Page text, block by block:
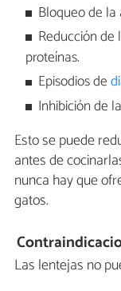
Bloqueo de la
Reducción
proteínas.
Episodios de
Inhibición de
Esto se puede
antes de
nunca hay que
gatos.
Las lentejas no